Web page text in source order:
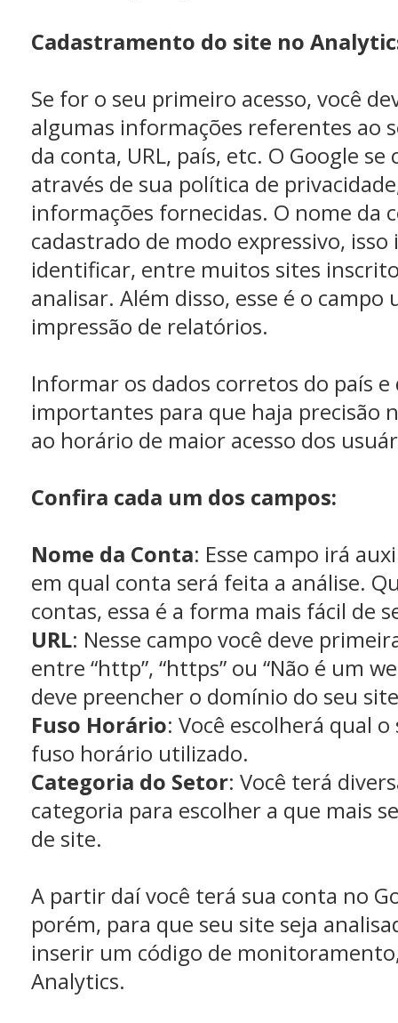
Cadastramento do site no
Se for o seu primeiro acesso, você
algumas informações referentes ao
da conta, URL, país, etc. O Google
através de sua política de
informações fornecidas. O nome da
cadastrado de modo expressivo,
identificar, entre muitos sites
analisar. Além disso, esse é o campo
impressão de relatórios.
Informar os dados corretos do país
importantes para que haja precisão
ao horário de maior acesso dos
Confira cada um dos campos:
Nome da Conta: Esse campo irá
em qual conta será feita a análise.
contas, essa é a forma mais fácil de
URL: Nesse campo você deve
entre “http”, “https” ou “Não é um
deve preencher o domínio do seu
Fuso Horário: Você escolherá qual
fuso horário utilizado.
Categoria do Setor: Você terá
categoria para escolher a que mais
de site.
A partir daí você terá sua conta no
porém, para que seu site seja
inserir um código de
Analytics.